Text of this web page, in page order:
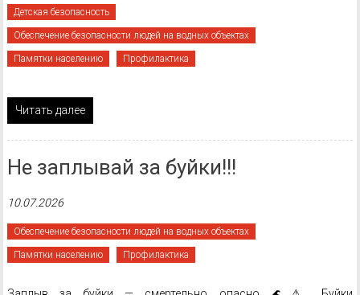
Детская безопасность
Обеспечение безопасности людей на водных объектах
Памятки населению Профилактика
Читать далее
Не заплывай за буйки!!!
10.07.2026
Обеспечение безопасности людей на водных объектах
Памятки населению Профилактика